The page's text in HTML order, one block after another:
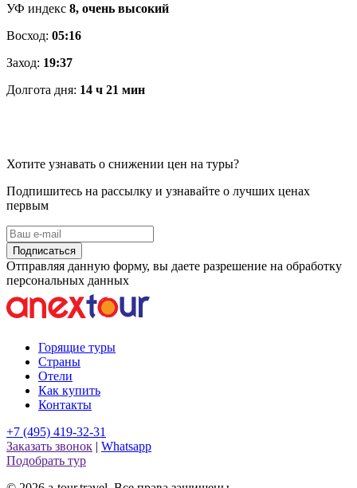
УФ индекс 8, очень высокий
Восход: 05:16
Заход: 19:37
Долгота дня: 14 ч 21 мин
Хотите узнавать о снижении цен на туры?
Подпишитесь на рассылку и узнавайте о лучших ценах
первым
Подписаться
Отправляя данную форму, вы даете разрешение на обработку
персональных данных
Горящие туры
Страны
Отели
Как купить
Контакты
+7 (495) 419-32-31
Заказать звонок | Whatsapp
Подобрать тур